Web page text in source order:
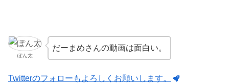
ぽん太
だーまめさんの動画は面白い。
Twitterのフォローもよろしくお願いします。